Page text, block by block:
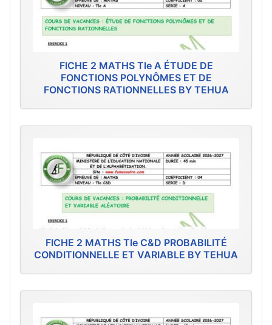
FICHE 2 MATHS Tle A ÉTUDE DE
FONCTIONS POLYNÔMES ET DE
FONCTIONS RATIONNELLES BY TEHUA
FICHE 2 MATHS Tle C&D PROBABILITÉ
CONDITIONNELLE ET VARIABLE BY TEHUA